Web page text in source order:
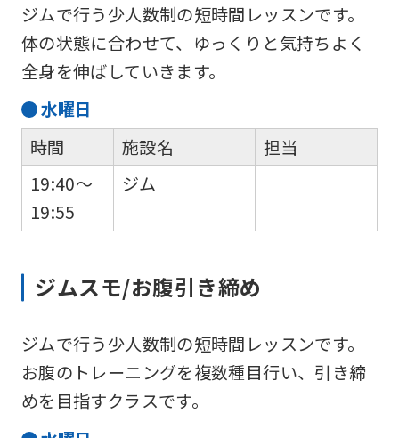
ジムで行う少人数制の短時間レッスンです。
体の状態に合わせて、ゆっくりと気持ちよく
全身を伸ばしていきます。
水曜日
時間
19:40～
19:55
施設名
ジム
担当
ジムスモ/お腹引き締め
ジムで行う少人数制の短時間レッスンです。
お腹のトレーニングを複数種目行い、引き締
めを目指すクラスです。
an
automatic
translation
Japanese
this
will
translated
mechanically,